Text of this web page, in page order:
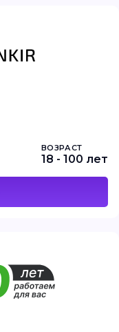
ВОЗРАСТ
18 - 100 лет